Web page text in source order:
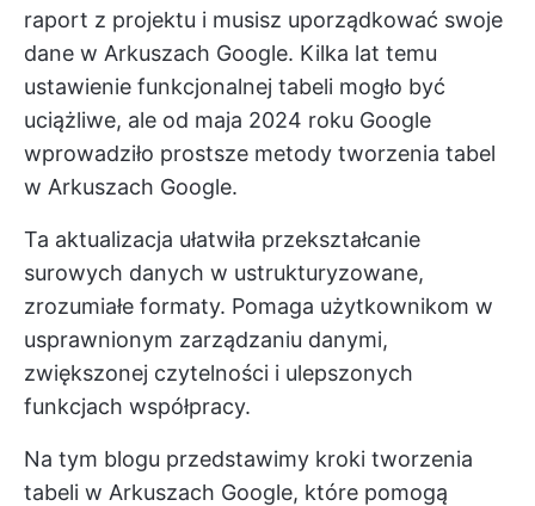
raport z projektu i musisz uporządkować swoje
dane w Arkuszach Google. Kilka lat temu
ustawienie funkcjonalnej tabeli mogło być
uciążliwe, ale od maja 2024 roku Google
wprowadziło prostsze metody tworzenia tabel
w Arkuszach Google.
Ta aktualizacja ułatwiła przekształcanie
surowych danych w ustrukturyzowane,
zrozumiałe formaty. Pomaga użytkownikom w
usprawnionym zarządzaniu danymi,
zwiększonej czytelności i ulepszonych
funkcjach współpracy.
Na tym blogu przedstawimy kroki tworzenia
tabeli w Arkuszach Google, które pomogą